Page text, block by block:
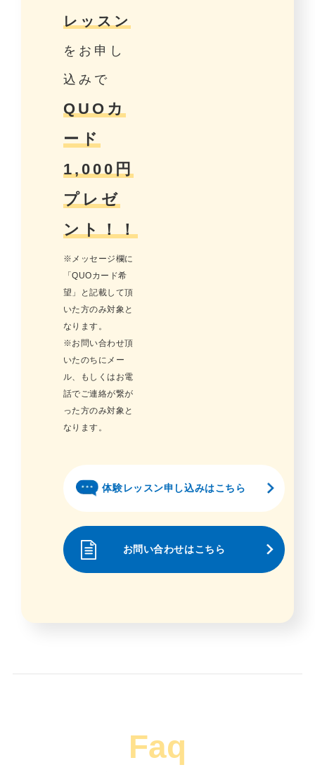
レッスン
をお申し
込みで
QUOカ
ード
1,000円
プレゼ
ント！！
※メッセージ欄に
「QUOカード希
望」と記載して頂
いた方のみ対象と
なります。
※お問い合わせ頂
いたのちにメー
ル、もしくはお電
話でご連絡が繋が
った方のみ対象と
なります。
体験レッスン申し込みはこちら
お問い合わせはこちら
Faq